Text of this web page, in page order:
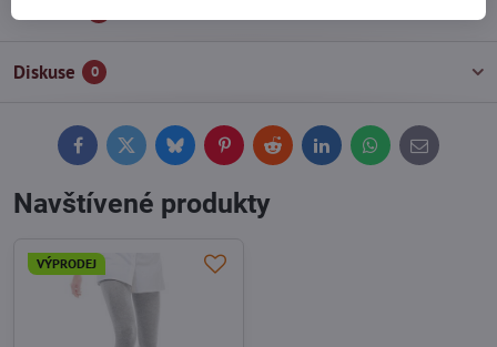
Diskuse 0
FacebookTwitterBlueskyPinterestReddit LinkedInWhatsApp
E-
mail
Navštívené produkty
VÝPRODEJ